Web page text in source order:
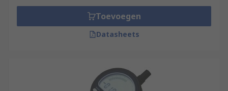
Toevoegen
Datasheets